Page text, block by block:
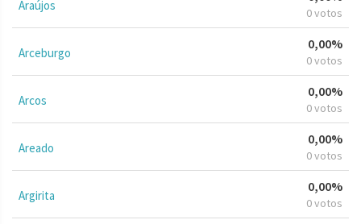
Araújos 0 votos
Arceburgo
0,00%
0 votos
Arcos
0,00%
0 votos
Areado
0,00%
0 votos
Argirita
0,00%
0 votos